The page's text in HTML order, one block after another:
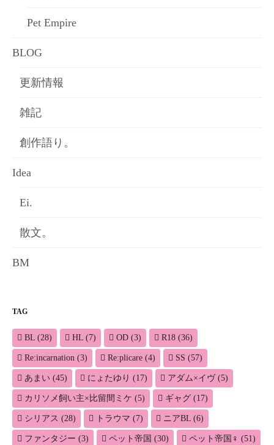
Pet Empire
BLOG
更新情報
雑記
創作語り。
Idea
Ei.
散文。
BM
TAG
BL (28) HL (7) OD (3) R18 (36)
Re:incarnation (3) Re:plicare (4) SS (57)
あまい (45) にょたゆり (17) アダム×イヴ(5)
カリソメ飼い主×比留間ミケ (5) ギャグ (17)
シリアス (28) トラウマ (7) ニアBL (6)
ファンタジー (3) ペット帝国 (30) ペット帝国♀ (51)